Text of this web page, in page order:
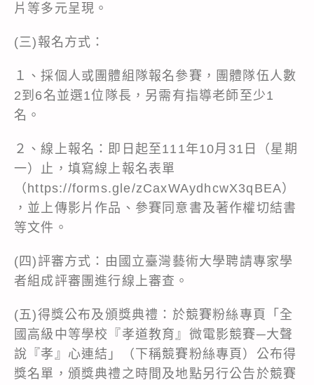
片等多元呈現。
(三)報名方式：
１、採個人或團體組隊報名參賽，團體隊伍人數
2到6名並選1位隊長，另需有指導老師至少1
名。
２、線上報名：即日起至111年10月31日（星期
一）止，填寫線上報名表單
（https://forms.gle/zCaxWAydhcwX3qBEA）
，並上傳影片作品、參賽同意書及著作權切結書
等文件。
(四)評審方式：由國立臺灣藝術大學聘請專家學
者組成評審團進行線上審查。
(五)得獎公布及頒獎典禮：於競賽粉絲專頁「全
國高級中等學校『孝道教育』微電影競賽─大聲
說『孝』心連結」（下稱競賽粉絲專頁）公布得
獎名單，頒獎典禮之時間及地點另行公告於競賽